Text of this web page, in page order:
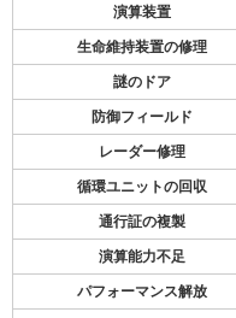
演算装置
生命維持装置の修理
謎のドア
防御フィールド
レーダー修理
循環ユニットの回収
通行証の複製
演算能力不足
パフォーマンス解放